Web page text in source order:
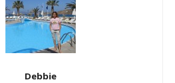
Debbie